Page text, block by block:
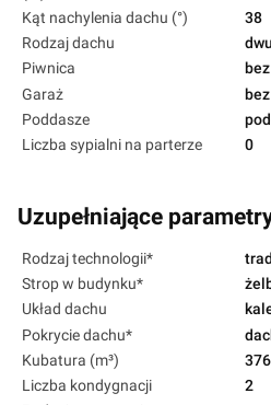
Kąt nachylenia dachu (°)
38
Rodzaj dachu
Piwnica
Garaż
Poddasze
Liczba sypialni na parterze
0
Uzupełniające
Rodzaj technologii*
Strop w budynku*
Układ dachu
Pokrycie dachu*
Kubatura (m³)
Liczba kondygnacji
2